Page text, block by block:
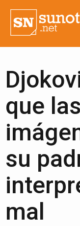
que las
su
mal